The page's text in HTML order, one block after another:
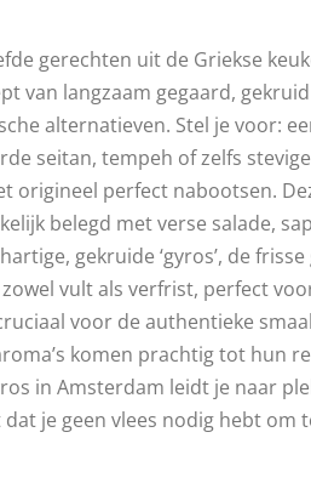
gerechten uit de Griekse
van langzaam gegaard,
alternatieven. Stel je voor:
seitan, tempeh of zelfs
origineel perfect nabootsen.
belegd met verse salade,
gekruide ‘gyros’, de
vult als verfrist, perfect
voor de authentieke
komen prachtig tot hun
in Amsterdam leidt je naar
je geen vlees nodig hebt